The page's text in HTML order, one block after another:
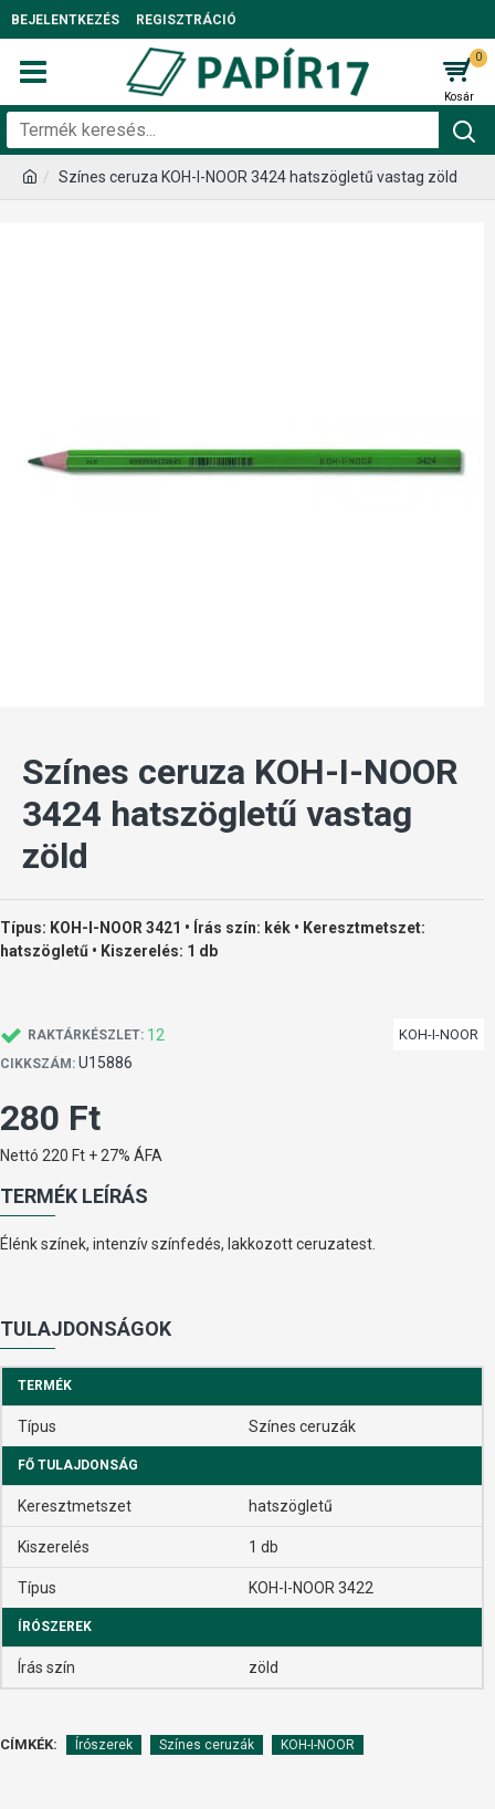
BEJELENTKEZÉS REGISZTRÁCIÓ
0
Színes ceruza KOH-I-NOOR 3424 hatszögletű vastag zöld
Színes ceruza KOH-I-NOOR
3424 hatszögletű vastag
zöld
Típus: KOH-I-NOOR 3421 • Írás szín: kék • Keresztmetszet:
hatszögletű • Kiszerelés: 1 db
RAKTÁRKÉSZLET: 12
CIKKSZÁM: U15886
KOH-I-NOOR
280 Ft
Nettó 220 Ft + 27% ÁFA
TERMÉK LEÍRÁS
Élénk színek, intenzív színfedés, lakkozott ceruzatest.
TULAJDONSÁGOK
TERMÉK
Típus Színes ceruzák
FŐ TULAJDONSÁG
Keresztmetszet hatszögletű
Kiszerelés 1 db
Típus KOH-I-NOOR 3422
ÍRÓSZEREK
Írás szín zöld
CÍMKÉK: Írószerek Színes ceruzák KOH-I-NOOR